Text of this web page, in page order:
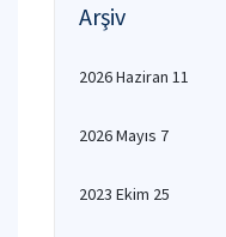
Arşiv
2026 Haziran 11
2026 Mayıs 7
2023 Ekim 25